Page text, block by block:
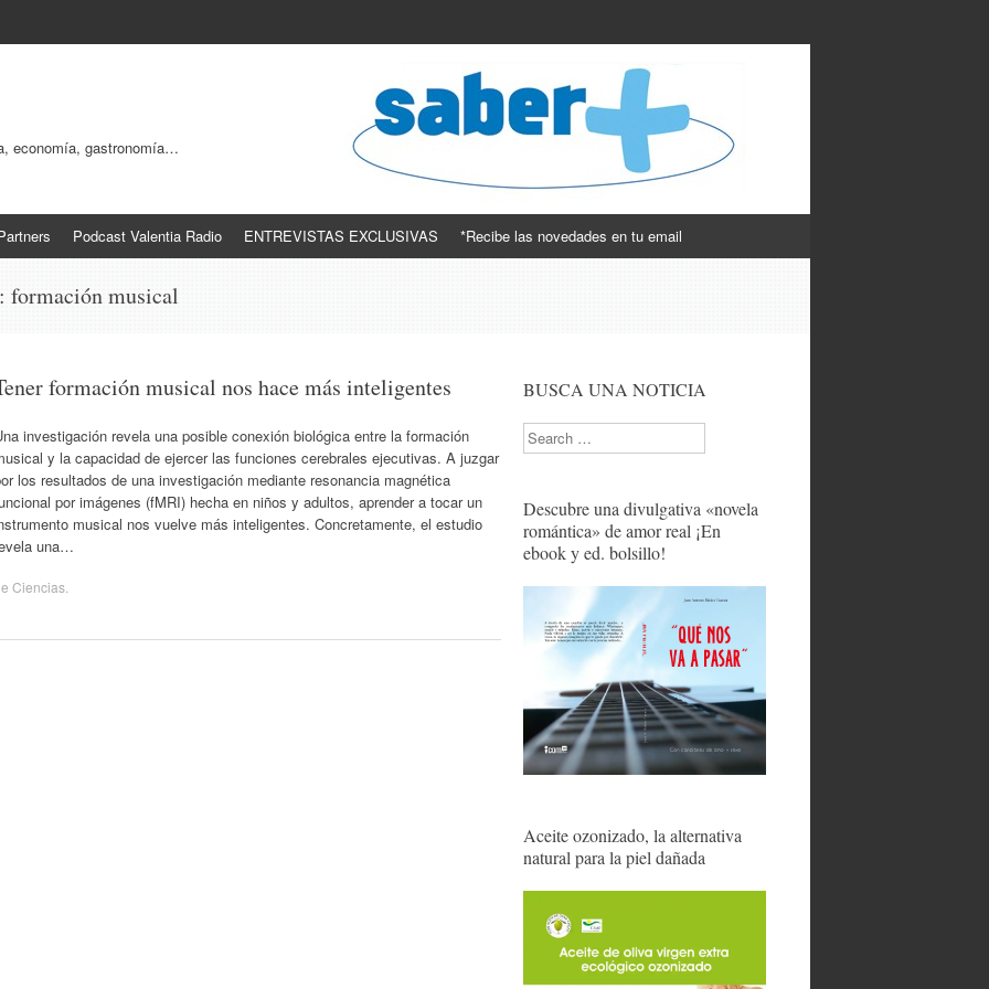
economía, gastronomía…
Podcast Valentia Radio ENTREVISTAS EXCLUSIVAS *Recibe las novedades en tu email
formación musical
formación musical nos hace más inteligentes
investigación revela una posible conexión biológica entre la formación
y la capacidad de ejercer las funciones cerebrales ejecutivas. A juzgar
los resultados de una investigación mediante resonancia magnética
por imágenes (fMRI) hecha en niños y adultos, aprender a tocar un
musical nos vuelve más inteligentes. Concretamente, el estudio
una…
Ciencias
BUSCA UNA NOTICIA
Search
Descubre una divulgativa «novela
romántica» de amor real ¡En
ebook y ed. bolsillo!
Aceite ozonizado, la alternativa
natural para la piel dañada